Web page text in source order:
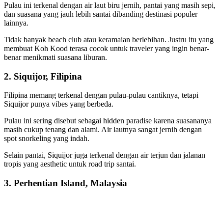
Pulau ini terkenal dengan air laut biru jernih, pantai yang masih sepi,
dan suasana yang jauh lebih santai dibanding destinasi populer
lainnya.
Tidak banyak beach club atau keramaian berlebihan. Justru itu yang
membuat Koh Kood terasa cocok untuk traveler yang ingin benar-
benar menikmati suasana liburan.
2. Siquijor, Filipina
Filipina memang terkenal dengan pulau-pulau cantiknya, tetapi
Siquijor punya vibes yang berbeda.
Pulau ini sering disebut sebagai hidden paradise karena suasananya
masih cukup tenang dan alami. Air lautnya sangat jernih dengan
spot snorkeling yang indah.
Selain pantai, Siquijor juga terkenal dengan air terjun dan jalanan
tropis yang aesthetic untuk road trip santai.
3. Perhentian Island, Malaysia